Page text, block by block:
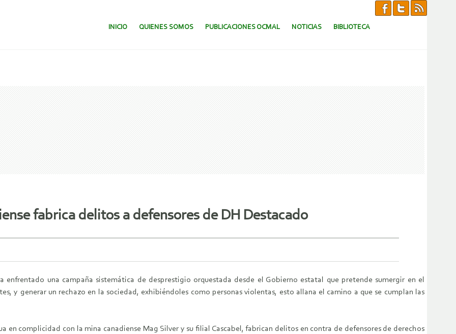
SALTAR AL CONTENIDO.
INICIO QUIENES SOMOS PUBLICACIONES OCMAL NOTICIAS BIBLIOTECA
fabrica delitos a defensores de DH Destacado
enfrentado una campaña sistemática de desprestigio orquestada desde el Gobierno estatal que pretende sumergir en el
y generar un rechazo en la sociedad, exhibiéndoles como personas violentas, esto allana el camino a que se cumplan las
en complicidad con la mina canadiense Mag Silver y su filial Cascabel, fabrican delitos en contra de defensores de derechos